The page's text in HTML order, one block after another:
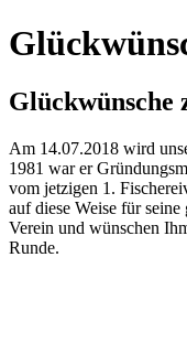
Glückwünsche
Am 14.07.2018 wird
1981 war er
vom jetzigen 1.
auf diese Weise für
Verein und wünschen
Runde.